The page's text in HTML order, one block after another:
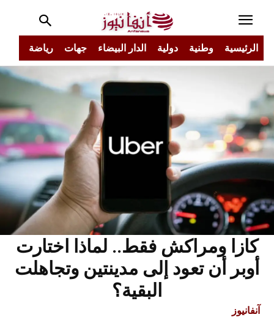
الرئيسية وطنية دولية الدار البيضاء جهات رياضة
كازا ومراكش فقط.. لماذا اختارت
أوبر أن تعود إلى مدينتين وتجاهلت
البقية؟
آنفانيوز